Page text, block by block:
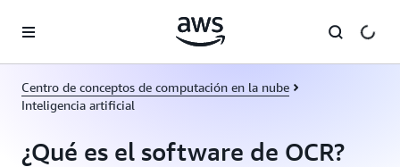
Centro de conceptos de computación en la nube
Inteligencia artificial
¿Qué es el software de OCR?